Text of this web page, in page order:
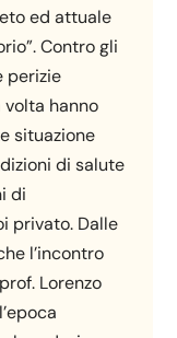
ed attuale
Contro gli
perizie
hanno
situazione
di salute
di
privato. Dalle
l’incontro
Lorenzo